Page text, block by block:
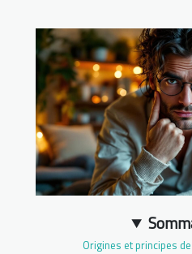
Origines et principes